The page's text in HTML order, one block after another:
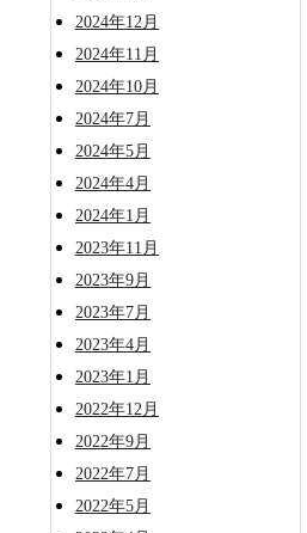
2024年12月
2024年11月
2024年10月
2024年7月
2024年5月
2024年4月
2024年1月
2023年11月
2023年9月
2023年7月
2023年4月
2023年1月
2022年12月
2022年9月
2022年7月
2022年5月